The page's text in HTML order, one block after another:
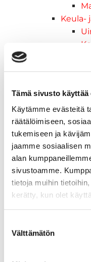
Tämä sivusto käyttää
Käytämme evästeitä
räätälöimiseen,
tukemiseen ja
jaamme sosiaalisen
alan
sivustoamme.
tietoja muihin
kerätty, kun olet
valinta
Välttämätön
Keula-